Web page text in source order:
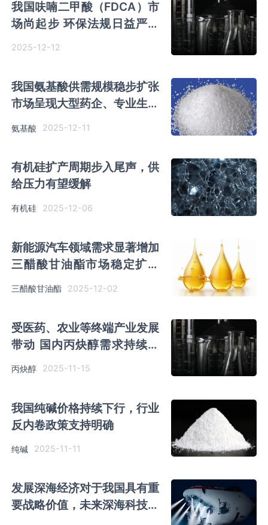
我国呋喃二甲酸（FDCA）市
场尚起步 环保法规日益严格
2025-12-12
我国氨基酸供需规模稳步扩张
市场呈现大型药企、专业生产
氨基酸 2025-12-11
有机硅扩产周期步入尾声，供
给压力有望缓解
有机硅 2025-12-06
新能源汽车领域需求显著增加
三醋酸甘油酯市场稳定扩容
行业上下游议价能力差异大
三醋酸甘油酯 2025-12-02
受医药、农业等终端产业发展
带动 国内丙炔醇需求持续攀
升 行业发展前景较好
丙炔醇 2025-11-15
我国纯碱价格持续下行，行业
反内卷政策支持明确
纯碱 2025-11-11
发展深海经济对于我国具有重
要战略价值，未来深海科技产